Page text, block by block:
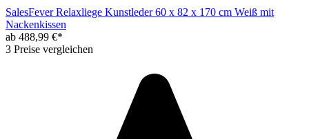
SalesFever Relaxliege Kunstleder 60 x 82 x 170 cm Weiß mit
Nackenkissen
ab 488,99 €*
3 Preise vergleichen